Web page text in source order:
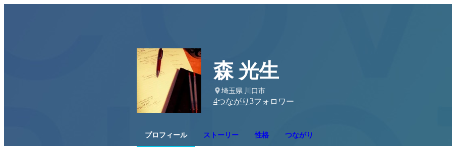
森 光生
埼玉県 川口市
4つながり 3フォロワー
プロフィール ストーリー 性格 つながり